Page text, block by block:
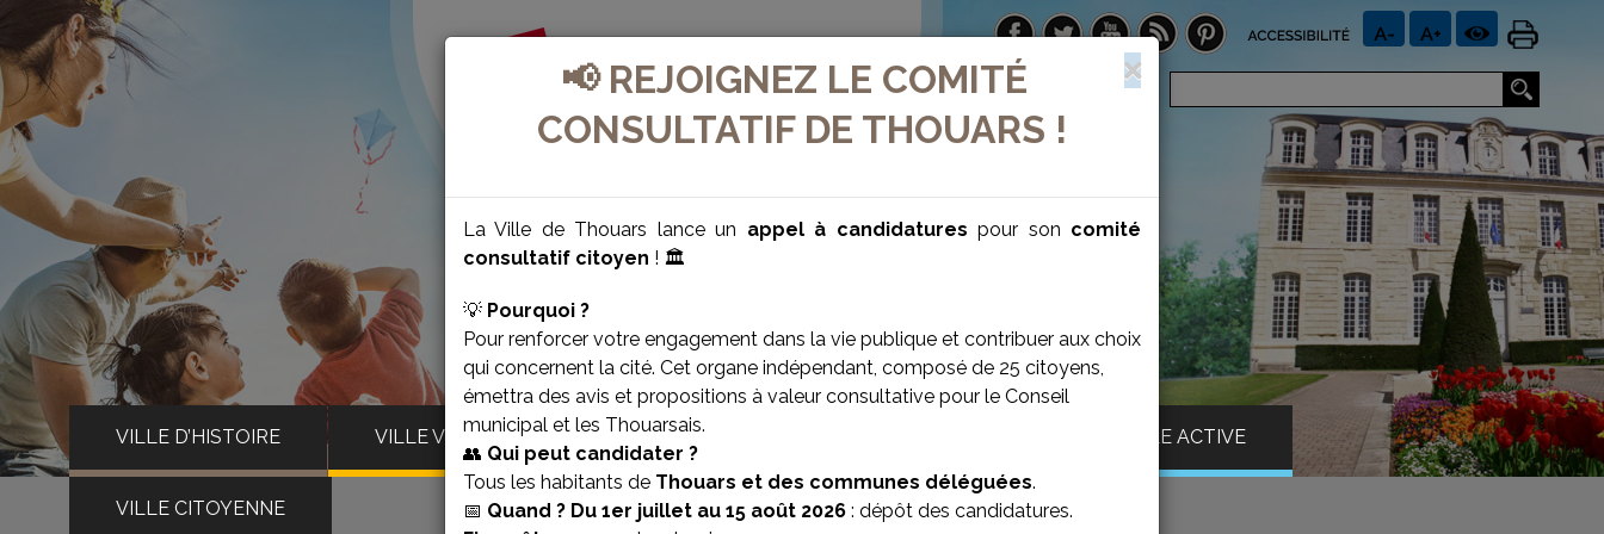
📢 REJOIGNEZ LE COMITÉ
CONSULTATIF DE THOUARS !
La Ville de Thouars lance un appel à candidatures pour son comité
consultatif citoyen ! 🏛️
💡 Pourquoi ?
Pour renforcer votre engagement dans la vie publique et contribuer aux choix
qui concernent la cité. Cet organe indépendant, composé de 25 citoyens,
émettra des avis et propositions à valeur consultative pour le Conseil
municipal et les Thouarsais.
👥 Qui peut candidater ?
Tous les habitants de Thouars et des communes déléguées.
📅 Quand ? Du 1er juillet au 15 août 2026 : dépôt des candidatures.
VILLE D’HISTOIRE VILLE VIVANTE VILLE BIEN-ÊTRE VILLE ACTIVE
VILLE CITOYENNE